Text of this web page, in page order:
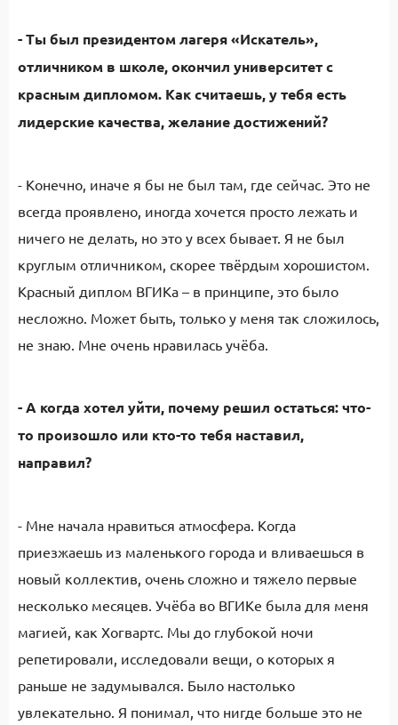
- Ты был президентом лагеря «Искатель»,
отличником в школе, окончил университет с
красным дипломом. Как считаешь, у тебя есть
лидерские качества, желание достижений?
- Конечно, иначе я бы не был там, где сейчас. Это не
всегда проявлено, иногда хочется просто лежать и
ничего не делать, но это у всех бывает. Я не был
круглым отличником, скорее твёрдым хорошистом.
Красный диплом ВГИКа – в принципе, это было
несложно. Может быть, только у меня так сложилось,
не знаю. Мне очень нравилась учёба.
- А когда хотел уйти, почему решил остаться: что-
то произошло или кто-то тебя наставил,
направил?
- Мне начала нравиться атмосфера. Когда
приезжаешь из маленького города и вливаешься в
новый коллектив, очень сложно и тяжело первые
несколько месяцев. Учёба во ВГИКе была для меня
магией, как Хогвартс. Мы до глубокой ночи
репетировали, исследовали вещи, о которых я
раньше не задумывался. Было настолько
увлекательно. Я понимал, что нигде больше это не